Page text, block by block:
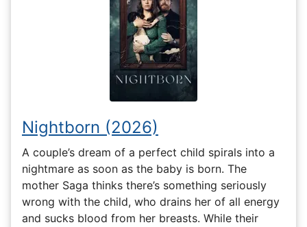
Nightborn (2026)
A couple’s dream of a perfect child spirals into a
nightmare as soon as the baby is born. The
mother Saga thinks there’s something seriously
wrong with the child, who drains her of all energy
and sucks blood from her breasts. While their